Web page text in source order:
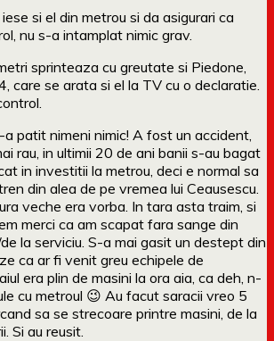
si el din metrou si da asigurari ca
nu s-a intamplat nimic grav.
sprinteaza cu greutate si Piedone,
care se arata si el la TV cu o declaratie.
a patit nimeni nimic! A fost un accident,
rau, in ultimii 20 de ani banii s-au bagat
in investitii la metrou, deci e normal sa
din alea de pe vremea lui Ceausescu.
veche era vorba. In tara asta traim, si
merci ca am scapat fara sange din
la serviciu. S-a mai gasit un destept din
ca ar fi venit greu echipele de
era plin de masini la ora aia, ca deh, n-
cu metroul 😉 Au facut saracii vreo 5
sa se strecoare printre masini, de la
Si au reusit.